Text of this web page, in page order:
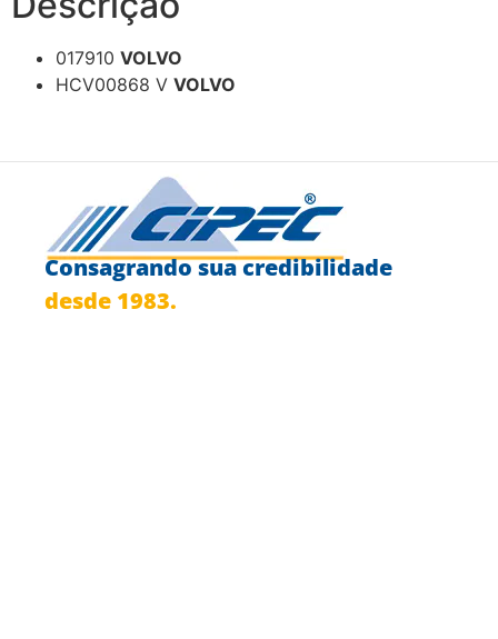
017910 VOLVO
HCV00868 V VOLVO
Consagrando sua credibilidade
desde 1983.